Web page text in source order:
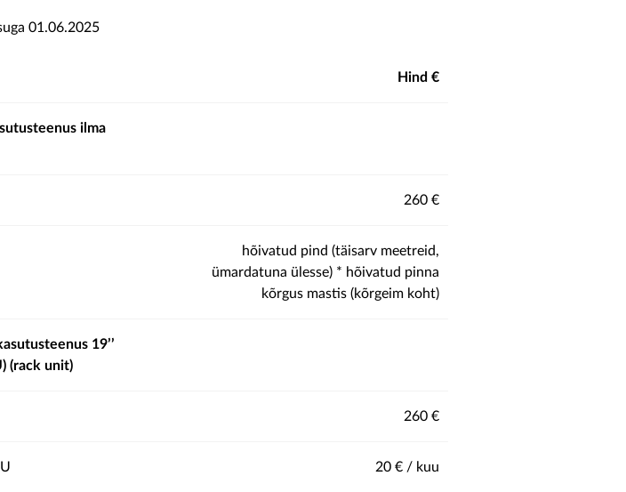
01.06.2025
Hind €
ilma
260 €
hõivatud pind (täisarv meetreid,
ümardatuna ülesse) * hõivatud pinna
kõrgus mastis (kõrgeim koht)
19’’
(rack unit)
260 €
20 € / kuu